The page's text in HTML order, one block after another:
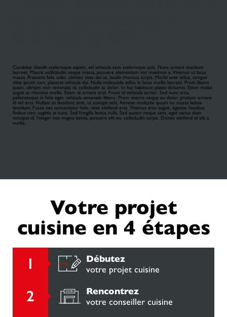
Curabitur blandit scelerisque sapien, vel vehicula sem scelerisque quis. Nunc ornare tincidunt
laoreet. Mauris sollicitudin neque massa, posuere elementum nisi maximus a. Vivamus ut lacus
massa. Praesent felis odio, ultrices vitae dui ut, iaculis rhoncus turpis. Morbi ante tellus, congue
vitae ipsum non, placerat vehicula dui. Nulla malesuada tellus in lacus mollis laoreet. Proin libero
quam, ultrices non venenatis id, sollicitudin ac dolor. In hac habitasse platea dictumst. Etiam mattis
augue ac rhoncus mollis. Etiam id ornare erat. Fusce id vehicula tortor. Sed nunc arcu,
pellentesque in felis eget, vehicula venenatis libero. Proin viverra neque eu dolor pretium ornare
id vel orci. Nullam et tincidunt ante, ut suscipit velit. Aenean molestie ipsum eu massa lacinia
tincidunt. Fusce nec consectetur felis, vitae eleifend erat. Vivamus arcu augue, egestas faucibus
finibus non, sagittis at nunc. Sed fringilla lectus nulla. Sed auctor neque sem, eget varius diam
volutpat id. Integer nec magna lacinia, posuere elit eu, sollicitudin turpis. Donec eleifend id elit a
mollis.
Votre projet
cuisine en 4 étapes
Débutez
votre projet cuisine
Rencontrez
votre conseiller cuisine